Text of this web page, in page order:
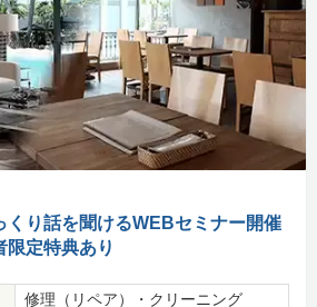
くり話を聞けるWEBセミナー開催
限定特典あり
修理（リペア）・クリーニング